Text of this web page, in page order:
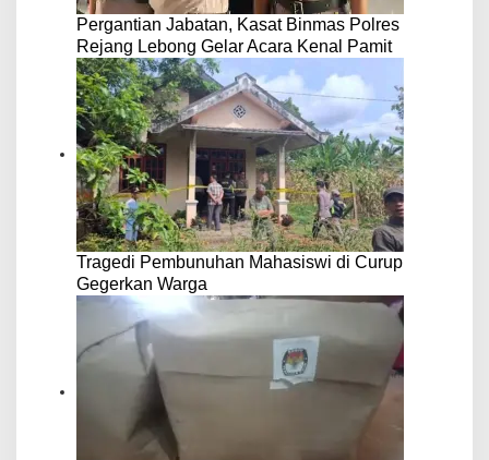
Pergantian Jabatan, Kasat Binmas Polres
Rejang Lebong Gelar Acara Kenal Pamit
Tragedi Pembunuhan Mahasiswi di Curup
Gegerkan Warga